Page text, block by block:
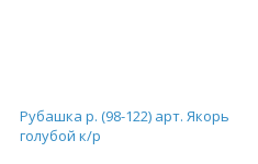
Рубашка р. (98-122) арт. Якорь
голубой к/р